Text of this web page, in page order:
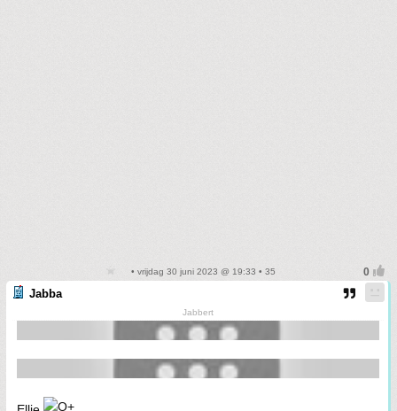
• vrijdag 30 juni 2023 @ 19:33 • 35
Jabba
Jabbert